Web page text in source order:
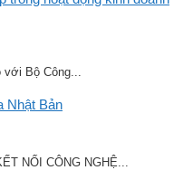
Bộ Công...
Nhật Bản
NỐI CÔNG NGHỆ...